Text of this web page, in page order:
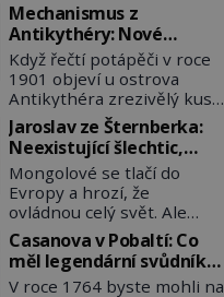
Mechanismus z
Antikythéry: Nové
výzkumy odhalují další
překvapení o starověkém
počítači
Když řečtí potápěči v roce
1901 objeví u ostrova
Antikythéra zrezivělý kus
bronzu, nikdo netuší, že
drží v rukou jeden z
nejúžasnějších vynálezů
starověku. Až moderní
rentgenové tomografy
odhalí desítky ozubených
kol ukrytých uvnitř.
Mechanismus z
Antikythéry je dnes
Jaroslav ze Šternberka:
Neexistující šlechtic,
který z Moravy vyžene
Mongoly
Mongolové se tlačí do
Evropy a hrozí, že
ovládnou celý svět. Ale
naštěstí jim v samotném
srdci Evropy stojí v cestě
malé, ale silné království,
které dokáže dobyvatelské
Casanova v Pobaltí: Co
měl legendární svůdník
společného se
V roce 1764 byste mohli na